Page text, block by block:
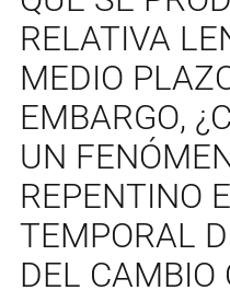
RELATIVA
MEDIO
EMBARGO,
UN
REPENTINO
TEMPORAL
DEL